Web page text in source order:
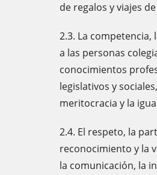
de regalos y viajes de
2.3. La
a las personas
conocimientos
legislativos y
meritocracia y la
2.4. El respeto, la
reconocimiento y la
la comunicación, la